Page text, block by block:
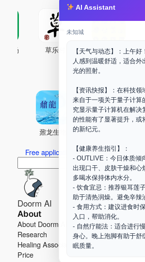
AI Assistant
未知城
【天气与动态】：上午
人感到温暖舒适，适合外
光的照射。
【资讯快报】：在科技
来自于一项关于量子计算
究显示量子计算机在解决
的性能有了显著提升，或
的新纪元。
【健康养生指引】：
- OUTLIVE：今日体质倾
出现口干、皮肤干燥和心
多喝水保持体内水分。
- 饮食宜忌：推荐银耳莲
助于清热润燥。避免辛辣
- 食用方式：建议进食时
入口，帮助消化。
- 自然疗能法：适合进行
身心。晚上泡脚有助于舒
眠质量。
药场 草乐村 中药剂合成
Maker Space
鼐龙生物
Free application for “Healing
索
Search
Doorm AI
About
About Doorm AI
Research
Healing Association
Price